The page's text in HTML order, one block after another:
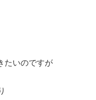
たいのですが